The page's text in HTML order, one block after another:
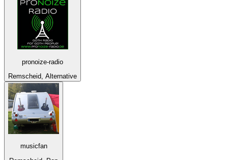
pronoize-radio
Remscheid, Alternative
musicfan